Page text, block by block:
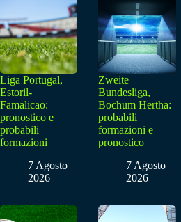
Liga Portugal,
Estoril-
Famalicao:
pronostico e
probabili
formazioni
7 Agosto
2026
Zweite
Bundesliga,
Bochum Hertha:
probabili
formazioni e
pronostico
7 Agosto
2026